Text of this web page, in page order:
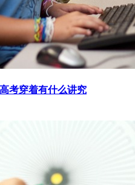
考穿着有什么讲究